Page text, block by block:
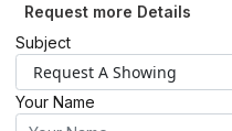
Request more Details
Subject
Your Name